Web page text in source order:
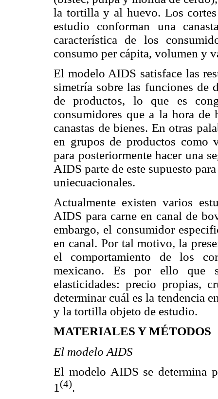
la tortilla y al huevo. Los
estudio conforman una
característica de los
consumo per cápita, volumen y
El modelo AIDS satisface las
simetría sobre las funciones de
de productos, lo que es
consumidores que a la hora de
canastas de bienes. En otras
en grupos de productos como
para posteriormente hacer una
AIDS parte de este supuesto
uniecuacionales.
Actualmente existen varios
AIDS para carne en canal de
embargo, el consumidor
en canal. Por tal motivo, la
el comportamiento de los
mexicano. Es por ello que
elasticidades: precio propias,
determinar cuál es la tendencia
y la tortilla objeto de estudio.
MATERIALES Y MÉTODOS
El modelo AIDS
El modelo AIDS se determina
1 (4).